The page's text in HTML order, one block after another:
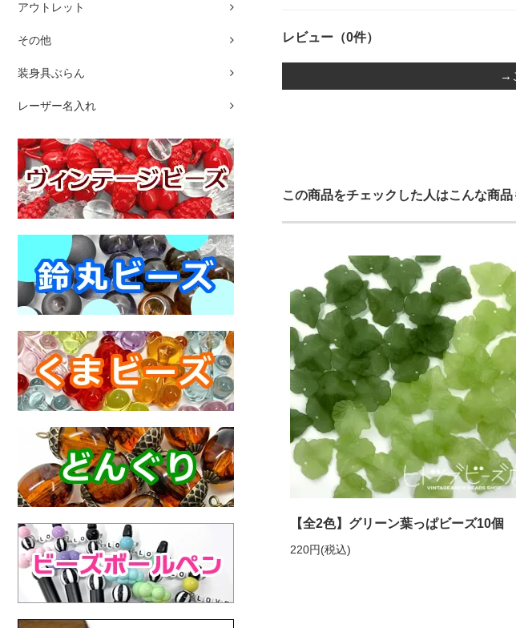
アウトレット
その他
装身具ぶらん
レーザー名入れ
レビュー（0件）
→
この商品をチェックした人はこんな商
【全2色】グリーン葉っぱビーズ10個
220円(税込)